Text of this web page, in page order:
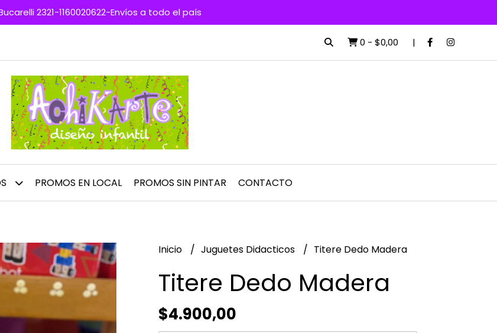
2321-1160020622-Envíos a todo el país
0 - $0,00
PROMOS EN LOCAL PROMOS SIN PINTAR CONTACTO
Inicio Juguetes Didacticos Titere Dedo Madera
Titere Dedo Madera
$4.900,00